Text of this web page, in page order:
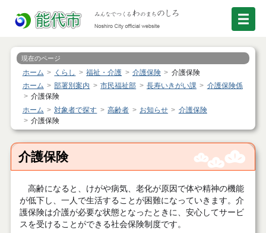
現在のページ
ホーム くらし 福祉・介護 介護保険
介護保険
ホーム
部署別案内 市民福祉部 長寿いきがい課
介護保険係
介護保険
ホーム
対象者で探す 高齢者 お知らせ
介護保険
介護保険
介護保険
高齢になると、けがや病気、老化が原因で体や精神の機能
が低下し、一人で生活することが困難になっていきます。介
護保険は介護が必要な状態となったときに、安心してサービ
スを受けることができる社会保険制度です。